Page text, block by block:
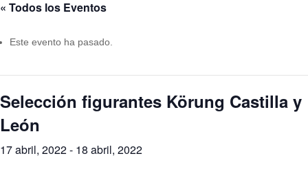
« Todos los Eventos
Este evento ha pasado.
Selección figurantes Körung Castilla y
León
17 abril, 2022- 18 abril, 2022